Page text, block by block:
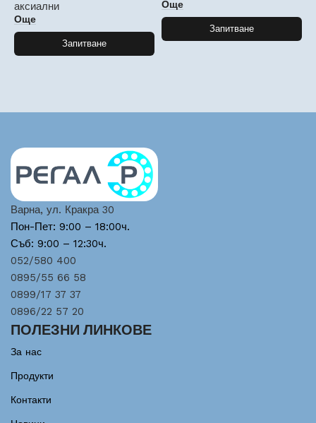
аксиални
Още
Запитване
Още
Запитване
Варна, ул. Кракра 30
Пон-Пет: 9:00 – 18:00ч.
Съб: 9:00 – 12:30ч.
052/580 400
0895/55 66 58
0899/17 37 37
0896/22 57 20
ПОЛЕЗНИ ЛИНКОВЕ
За нас
Продукти
Контакти